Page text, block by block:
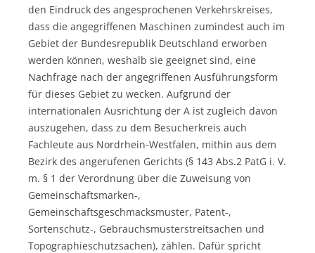
den Eindruck des angesprochenen Verkehrskreises,
dass die angegriffenen Maschinen zumindest auch im
Gebiet der Bundesrepublik Deutschland erworben
werden können, weshalb sie geeignet sind, eine
Nachfrage nach der angegriffenen Ausführungsform
für dieses Gebiet zu wecken. Aufgrund der
internationalen Ausrichtung der A ist zugleich davon
auszugehen, dass zu dem Besucherkreis auch
Fachleute aus Nordrhein-Westfalen, mithin aus dem
Bezirk des angerufenen Gerichts (§ 143 Abs.2 PatG i. V.
m. § 1 der Verordnung über die Zuweisung von
Gemeinschaftsmarken-,
Gemeinschaftsgeschmacksmuster, Patent-,
Sortenschutz-, Gebrauchsmusterstreitsachen und
Topographieschutzsachen), zählen. Dafür spricht